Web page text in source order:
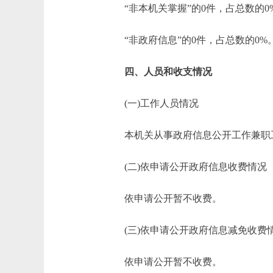
“非本机关掌握”的0件，占总数的
“非政府信息”的0件，占总数的0%。
四、人员和收支情况
(一)工作人员情况
本机关从事政府信息公开工作兼职
(二)依申请公开政府信息收费情况
依申请公开暂不收费。
(三)依申请公开政府信息减免收费
依申请公开暂不收费。